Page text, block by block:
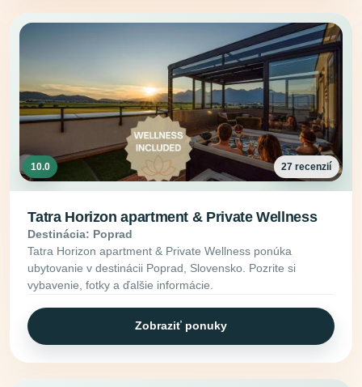
10.0 27 recenzií
Tatra Horizon apartment & Private Wellness
Destinácia: Poprad
Tatra Horizon apartment & Private Wellness ponúka
ubytovanie v destinácii Poprad, Slovensko. Pozrite si
vybavenie, fotky a ďalšie informácie.
Zobraziť ponuky